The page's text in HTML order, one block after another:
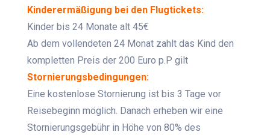
Kinderermäßigung bei den Flugtickets:
Kinder bis 24 Monate alt 45€
Ab dem vollendeten 24 Monat zahlt das Kind den
kompletten Preis der 200 Euro p.P gilt
Stornierungsbedingungen:
Eine kostenlose Stornierung ist bis 3 Tage vor
Reisebeginn möglich. Danach erheben wir eine
Stornierungsgebühr in Höhe von 80% des